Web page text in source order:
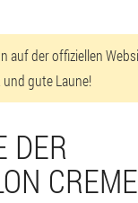
auf der offiziellen
gute Laune!
DER
CREME